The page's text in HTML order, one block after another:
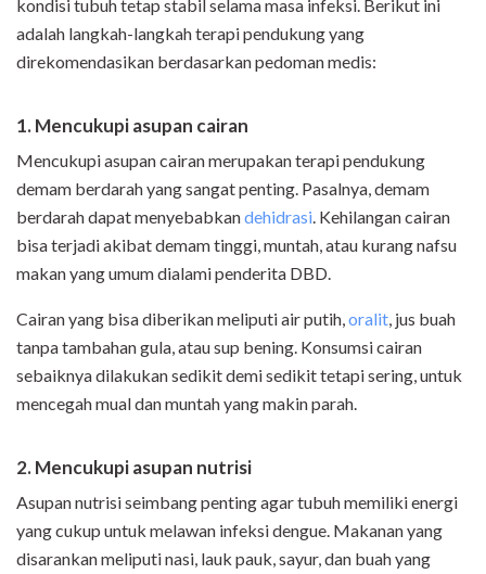
kondisi tubuh tetap stabil selama masa infeksi. Berikut ini
adalah langkah-langkah terapi pendukung yang
direkomendasikan berdasarkan pedoman medis:
1. Mencukupi asupan cairan
Mencukupi asupan cairan merupakan terapi pendukung
demam berdarah yang sangat penting. Pasalnya, demam
berdarah dapat menyebabkandehidrasi . Kehilangan cairan
bisa terjadi akibat demam tinggi, muntah, atau kurang nafsu
makan yang umum dialami penderita DBD.
Cairan yang bisa diberikan meliputi air putih, oralit , jus buah
tanpa tambahan gula, atau sup bening. Konsumsi cairan
sebaiknya dilakukan sedikit demi sedikit tetapi sering, untuk
mencegah mual dan muntah yang makin parah.
2. Mencukupi asupan nutrisi
Asupan nutrisi seimbang penting agar tubuh memiliki energi
yang cukup untuk melawan infeksi dengue. Makanan yang
disarankan meliputi nasi, lauk pauk, sayur, dan buah yang